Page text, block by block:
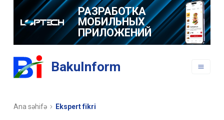
РАЗРАБОТКА
МОБИЛЬНЫХ
ПРИЛОЖЕНИЙ
BakuInform
Ana səhifə Ekspert fikri